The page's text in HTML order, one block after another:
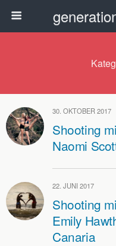
30. OKTOBER 2017
Shooting
Naomi
22. JUNI 2017
Shooting
Emily
Canaria